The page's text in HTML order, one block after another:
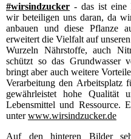
#wirsindzucker - das ist eine
wir beteiligen uns daran, da
anbauen und diese Pflanze
erweitert die Vielfalt auf
Wurzeln Nährstoffe, auch
schützt so das Grundwasser
bringt aber auch weitere
Verarbeitung den Arbeitsplatz
gewährleistet hohe Qualität
Lebensmittel und Ressource.
unterwww.wirsindzucker.de
Auf den hinteren Bilder